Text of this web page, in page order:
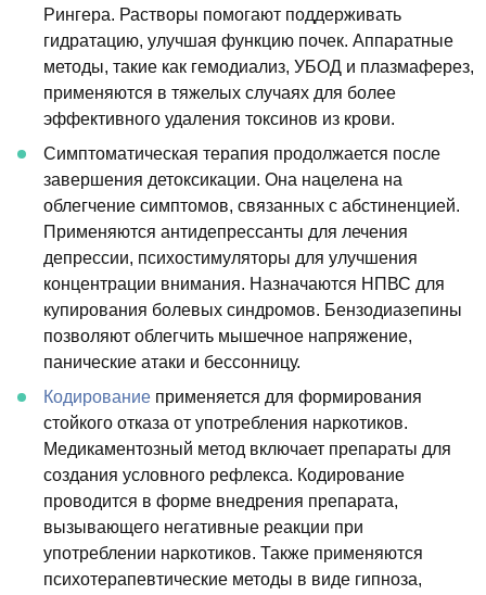
Рингера. Растворы помогают поддерживать
гидратацию, улучшая функцию почек. Аппаратные
методы, такие как гемодиализ, УБОД и плазмаферез,
применяются в тяжелых случаях для более
эффективного удаления токсинов из крови.
Симптоматическая терапия продолжается после
завершения детоксикации. Она нацелена на
облегчение симптомов, связанных с абстиненцией.
Применяются антидепрессанты для лечения
депрессии, психостимуляторы для улучшения
концентрации внимания. Назначаются НПВС для
купирования болевых синдромов. Бензодиазепины
позволяют облегчить мышечное напряжение,
панические атаки и бессонницу.
Кодирование применяется для формирования
стойкого отказа от употребления наркотиков.
Медикаментозный метод включает препараты для
создания условного рефлекса. Кодирование
проводится в форме внедрения препарата,
вызывающего негативные реакции при
употреблении наркотиков. Также применяются
психотерапевтические методы в виде гипноза,